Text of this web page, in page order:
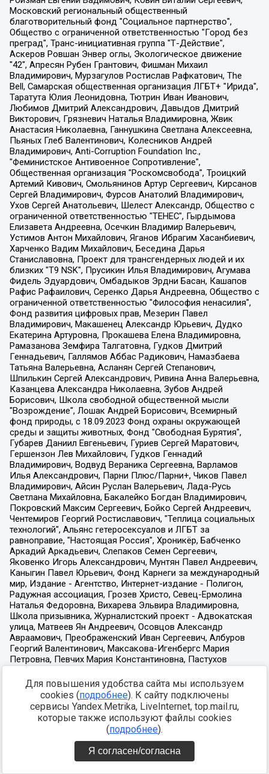
Для повышения удобства сайта мы используем
cookies (подробнее). К сайту подключены
сервисы Yandex.Metrika, LiveInternet, top.mail.ru,
которые также используют файлы cookies
(подробнее).
Я согласен/согласна